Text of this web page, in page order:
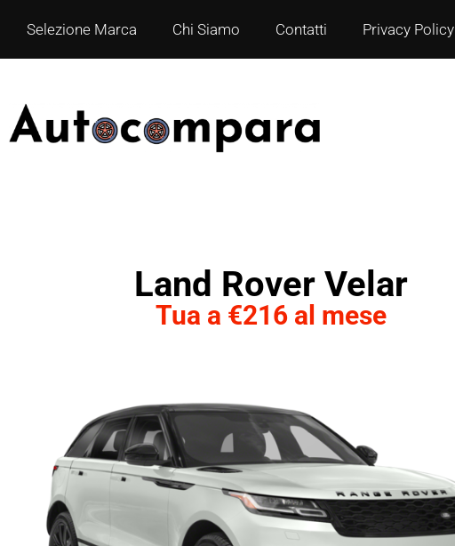
Selezione Marca Chi Siamo Contatti Privacy Policy
Land Rover Velar
Tua a €216 al mese